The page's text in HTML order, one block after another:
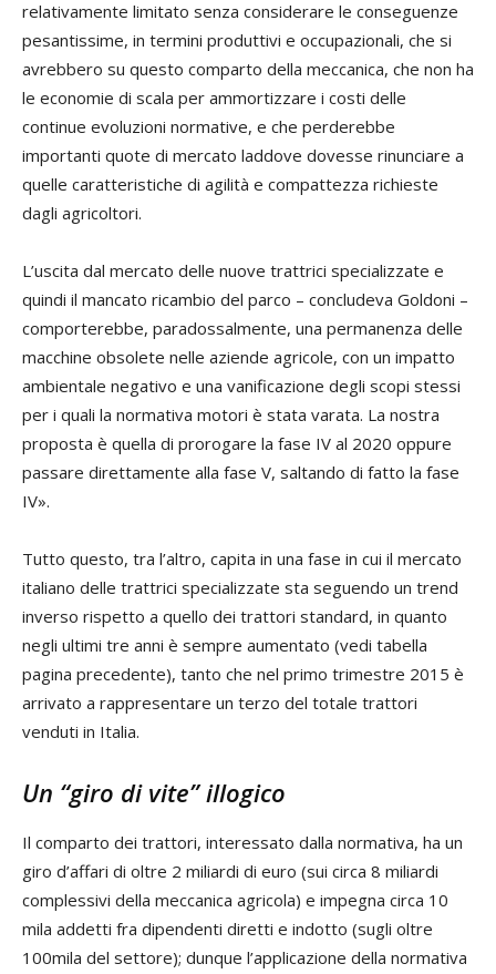
relativamente limitato senza considerare le conseguenze
pesantissime, in termini produttivi e occupazionali, che si
avrebbero su questo comparto della meccanica, che non ha
le economie di scala per ammortizzare i costi delle
continue evoluzioni normative, e che perderebbe
importanti quote di mercato laddove dovesse rinunciare a
quelle caratteristiche di agilità e compattezza richieste
dagli agricoltori.
L’uscita dal mercato delle nuove trattrici specializzate e
quindi il mancato ricambio del parco – concludeva Goldoni –
comporterebbe, paradossalmente, una permanenza delle
macchine obsolete nelle aziende agricole, con un impatto
ambientale negativo e una vanificazione degli scopi stessi
per i quali la normativa motori è stata varata. La nostra
proposta è quella di prorogare la fase IV al 2020 oppure
passare direttamente alla fase V, saltando di fatto la fase
IV».
Tutto questo, tra l’altro, capita in una fase in cui il mercato
italiano delle trattrici specializzate sta seguendo un trend
inverso rispetto a quello dei trattori standard, in quanto
negli ultimi tre anni è sempre aumentato (vedi tabella
pagina precedente), tanto che nel primo trimestre 2015 è
arrivato a rappresentare un terzo del totale trattori
venduti in Italia.
Un “giro di vite” illogico
Il comparto dei trattori, interessato dalla normativa, ha un
giro d’affari di oltre 2 miliardi di euro (sui circa 8 miliardi
complessivi della meccanica agricola) e impegna circa 10
mila addetti fra dipendenti diretti e indotto (sugli oltre
100mila del settore); dunque l’applicazione della normativa